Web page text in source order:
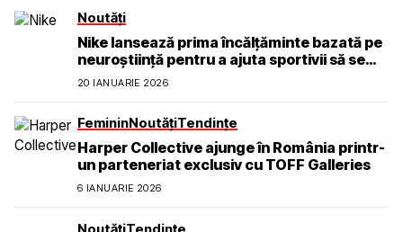
Noutăți
Nike lansează prima încălțăminte bazată pe
neuroștiință pentru a ajuta sportivii să se
simtă calmi, concentrați și prezenți
20 IANUARIE 2026
FemininNoutățiTendințe
Harper Collective ajunge în România printr-
un parteneriat exclusiv cu TOFF Galleries
6 IANUARIE 2026